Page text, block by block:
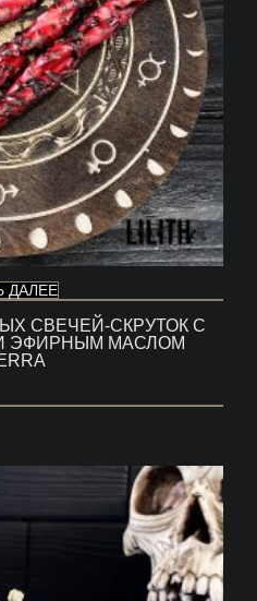
ДАЛЕЕ
СВЕЧЕЙ-СКРУТОК С
ЭФИРНЫМ МАСЛОМ